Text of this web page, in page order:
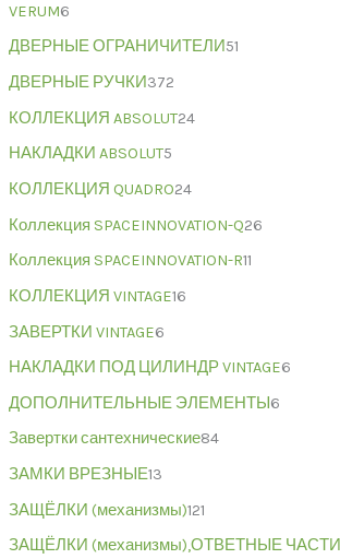
VERUM6
ДВЕРНЫЕ ОГРАНИЧИТЕЛИ51
ДВЕРНЫЕ РУЧКИ372
КОЛЛЕКЦИЯ ABSOLUT24
НАКЛАДКИ ABSOLUT5
КОЛЛЕКЦИЯ QUADRO24
Коллекция SPACEINNOVATION-Q26
Коллекция SPACEINNOVATION-R11
КОЛЛЕКЦИЯ VINTAGE16
ЗАВЕРТКИ VINTAGE6
НАКЛАДКИ ПОД ЦИЛИНДР VINTAGE6
ДОПОЛНИТЕЛЬНЫЕ ЭЛЕМЕНТЫ 6
Завертки сантехнические84
ЗАМКИ ВРЕЗНЫЕ13
ЗАЩЁЛКИ (механизмы)121
ЗАЩЁЛКИ (механизмы),ОТВЕТНЫЕ ЧАСТИ